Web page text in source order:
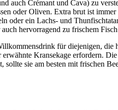
auch Crémant und Cava) zu
oder Oliven. Extra brut ist immer
oder ein Lachs- und
hervorragend zu frischem
für diejenigen, die
Kransekage erfordern.
sie am besten mit frischen